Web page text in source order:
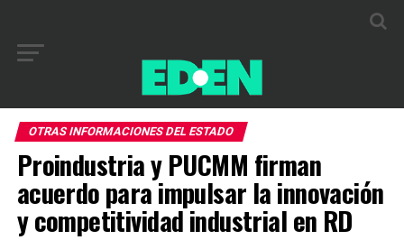
OTRAS INFORMACIONES DEL ESTADO
Proindustria y PUCMM firman
acuerdo para impulsar la innovación
y competitividad industrial en RD